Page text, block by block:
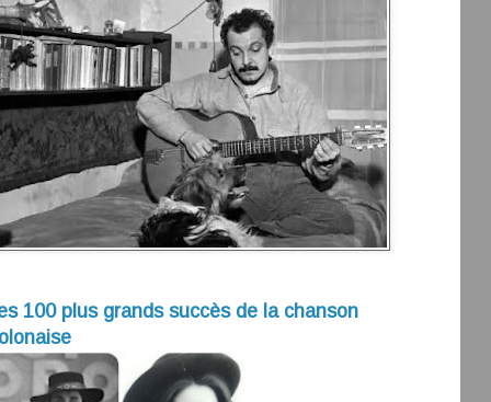
100 plus grands succès de la chanson